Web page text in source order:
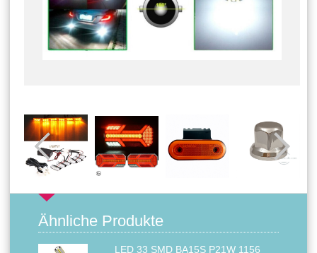
Ähnliche Produkte
LED 33 SMD BA15S P21W 1156